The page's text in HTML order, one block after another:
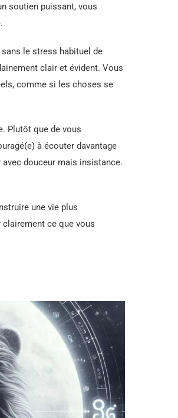
soutien puissant, vous
le stress habituel de
clair et évident. Vous
comme si les choses se
Plutôt que de vous
à écouter davantage
douceur mais insistance.
une vie plus
ce que vous